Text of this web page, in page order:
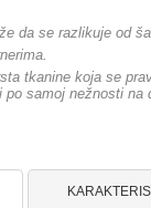
da se razlikuje od
tkanine koja se
samoj nežnosti na